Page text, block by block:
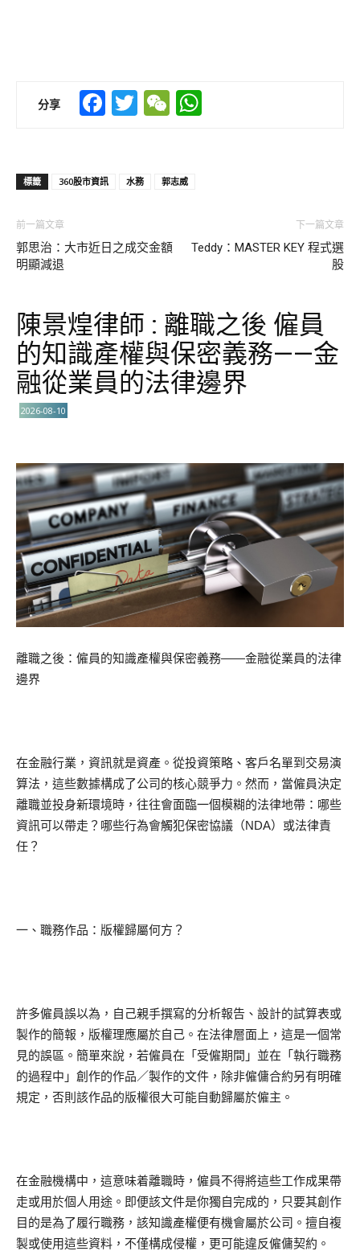
分享 Facebook
TwitterWeChat
標籤 360股市資訊 水務 郭志威
前一篇文章
郭思治：大市近日之成交金額
明顯減退
下一篇文章
Teddy：MASTER KEY 程式選
股
陳景煌律師 : 離職之後 僱員
的知識產權與保密義務——金
融從業員的法律邊界
2026-08-10
離職之後：僱員的知識產權與保密義務——金融從業員的法律
邊界
在金融行業，資訊就是資產。從投資策略、客戶名單到交易演
算法，這些數據構成了公司的核心競爭力。然而，當僱員決定
離職並投身新環境時，往往會面臨一個模糊的法律地帶：哪些
資訊可以帶走？哪些行為會觸犯保密協議（NDA）或法律責
任？
一、職務作品：版權歸屬何方？
許多僱員誤以為，自己親手撰寫的分析報告、設計的試算表或
製作的簡報，版權理應屬於自己。在法律層面上，這是一個常
見的誤區。簡單來說，若僱員在「受僱期間」並在「執行職務
的過程中」創作的作品／製作的文件，除非僱傭合約另有明確
規定，否則該作品的版權很大可能自動歸屬於僱主。
在金融機構中，這意味着離職時，僱員不得將這些工作成果帶
走或用於個人用途。即便該文件是你獨自完成的，只要其創作
目的是為了履行職務，該知識產權便有機會屬於公司。擅自複
製或使用這些資料，不僅構成侵權，更可能違反僱傭契約。